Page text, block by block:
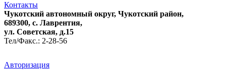
Контакты
Чукотский автономный округ, Чукотский район,
689300, с. Лаврентия,
ул. Советская, д.15
Тел/Факс.: 2-28-56
Авторизация